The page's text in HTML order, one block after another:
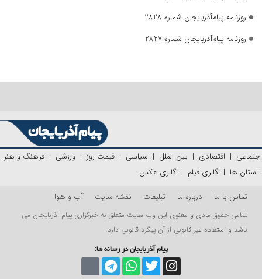
روزنامه پیام‌آذربایجان شماره 2828
روزنامه پیام‌آذربایجان شماره 2827
اجتماعی | اقتصادی | بین الملل | سیاسی | قیمت روز | ورزشی | فرهنگ و هنر
| استان ها | گالری فیلم | گالری عکس
تماس با ما
درباره ما تبلیغات نقشه سایت آب و هوا
تمامی حقوق مادی و معنوی این وب سایت متعلق به خبرگزاری پیام آذربایجان می
باشد و استفاده غیر قانونی از آن پیگرد قانونی دارد.
پیام آذربایجان در رسانه ها: